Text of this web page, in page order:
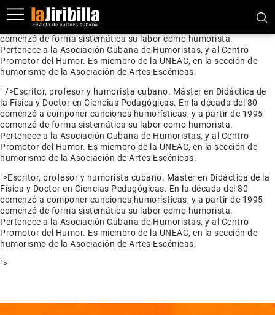
Escritor, profesor y humorista cubano. Máster en Didáctica de la
Física y Doctor en Ciencias Pedagógicas. En la década del 80
comenzó a componer canciones humorísticas, y a partir de 1995
comenzó de forma sistemática su labor como humorista.
Pertenece a la Asociación Cubana de Humoristas, y al Centro
Promotor del Humor. Es miembro de la UNEAC, en la sección de
humorismo de la Asociación de Artes Escénicas.
" />Escritor, profesor y humorista cubano. Máster en Didáctica de
la Física y Doctor en Ciencias Pedagógicas. En la década del 80
comenzó a componer canciones humorísticas, y a partir de 1995
comenzó de forma sistemática su labor como humorista.
Pertenece a la Asociación Cubana de Humoristas, y al Centro
Promotor del Humor. Es miembro de la UNEAC, en la sección de
humorismo de la Asociación de Artes Escénicas.
">Escritor, profesor y humorista cubano. Máster en Didáctica de la
Física y Doctor en Ciencias Pedagógicas. En la década del 80
comenzó a componer canciones humorísticas, y a partir de 1995
comenzó de forma sistemática su labor como humorista.
Pertenece a la Asociación Cubana de Humoristas, y al Centro
Promotor del Humor. Es miembro de la UNEAC, en la sección de
humorismo de la Asociación de Artes Escénicas.
">